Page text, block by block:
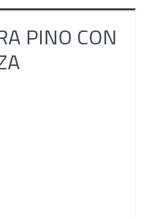
PINO CON